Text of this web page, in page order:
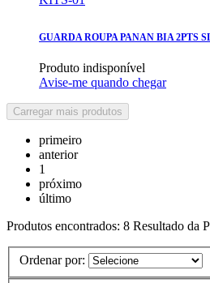
GUARDA ROUPA PANAN BIA 2PTS
Produto indisponível
Avise-me quando chegar
Carregar mais produtos
primeiro
anterior
1
próximo
último
Produtos encontrados: 8 Resultado da
Ordenar por: